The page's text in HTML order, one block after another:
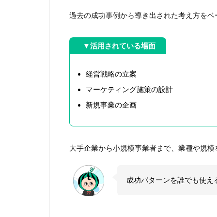
過去の成功事例から導き出された考え方を
▼活用されている場面
経営戦略の立案
マーケティング施策の設計
新規事業の企画
大手企業から小規模事業者まで、業種や規
成功パターンを誰でも使え